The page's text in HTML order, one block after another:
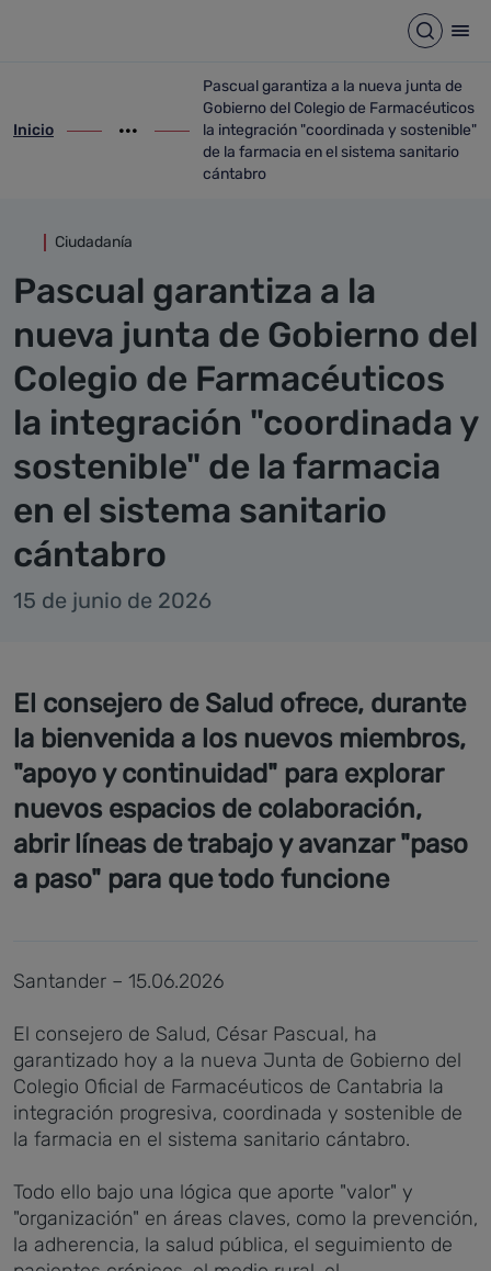
Abrir
ir-a inicio
Inicio
Mostrar opciones del camino de migas
ir-a Pascual garantiza a la nueva junta
Pascual garantiza a la nueva junta de
Gobierno del Colegio de Farmacéuticos
la integración "coordinada y sostenible"
de la farmacia en el sistema sanitario
cántabro
Ciudadanía
Pascual garantiza a la
nueva junta de Gobierno del
Colegio de Farmacéuticos
la integración "coordinada y
sostenible" de la farmacia
en el sistema sanitario
cántabro
15 de junio de 2026
El consejero de Salud ofrece, durante
la bienvenida a los nuevos miembros,
"apoyo y continuidad" para explorar
nuevos espacios de colaboración,
abrir líneas de trabajo y avanzar "paso
a paso" para que todo funcione
Santander – 15.06.2026
El consejero de Salud, César Pascual, ha
garantizado hoy a la nueva Junta de Gobierno del
Colegio Oficial de Farmacéuticos de Cantabria la
integración progresiva, coordinada y sostenible de
la farmacia en el sistema sanitario cántabro.
Todo ello bajo una lógica que aporte "valor" y
"organización" en áreas claves, como la prevención,
la adherencia, la salud pública, el seguimiento de